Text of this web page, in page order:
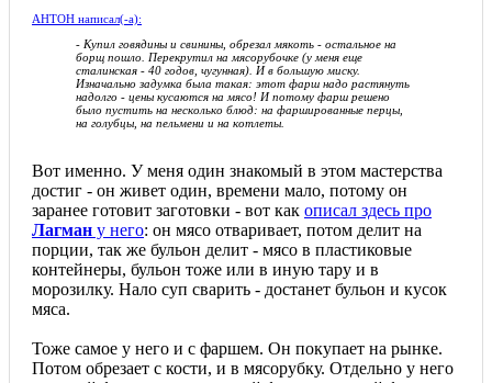
AHTOH написал(-а):
- Купил говядины и свинины, обрезал мякоть - остальное на
борщ пошло. Перекрутил на мясорубочке (у меня еще
сталинская - 40 годов, чугунная). И в большую миску.
Изначально задумка была такая: этот фарш надо растянуть
надолго - цены кусаются на мясо! И потому фарш решено
было пустить на несколько блюд: на фаршированные перцы,
на голубцы, на пельмени и на котлеты.
Вот именно. У меня один знакомый в этом мастерства
достиг - он живет один, времени мало, потому он
заранее готовит заготовки - вот как описал здесь про
Лагман у него: он мясо отваривает, потом делит на
порции, так же бульон делит - мясо в пластиковые
контейнеры, бульон тоже или в иную тару и в
морозилку. Нало суп сварить - достанет бульон и кусок
мяса.
Тоже самое у него и с фаршем. Он покупает на рынке.
Потом обрезает с кости, и в мясорубку. Отдельно у него